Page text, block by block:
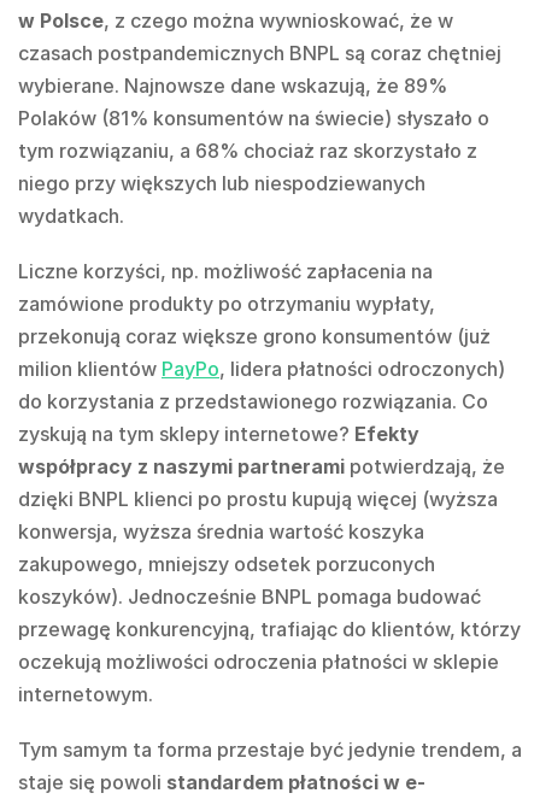
w Polsce, z czego można wywnioskować, że w
czasach postpandemicznych BNPL są coraz chętniej
wybierane. Najnowsze dane wskazują, że 89%
Polaków (81% konsumentów na świecie) słyszało o
tym rozwiązaniu, a 68% chociaż raz skorzystało z
niego przy większych lub niespodziewanych
wydatkach.
Liczne korzyści, np. możliwość zapłacenia na
zamówione produkty po otrzymaniu wypłaty,
przekonują coraz większe grono konsumentów (już
milion klientów PayPo, lidera płatności odroczonych)
do korzystania z przedstawionego rozwiązania. Co
zyskują na tym sklepy internetowe? Efekty
współpracy z naszymi partnerami potwierdzają, że
dzięki BNPL klienci po prostu kupują więcej (wyższa
konwersja, wyższa średnia wartość koszyka
zakupowego, mniejszy odsetek porzuconych
koszyków). Jednocześnie BNPL pomaga budować
przewagę konkurencyjną, trafiając do klientów, którzy
oczekują możliwości odroczenia płatności w sklepie
internetowym.
Tym samym ta forma przestaje być jedynie trendem, a
staje się powoli standardem płatności w e-